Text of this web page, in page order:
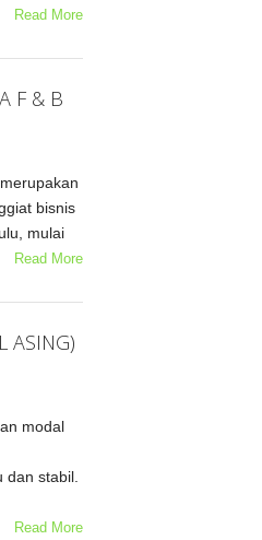
Read More
F & B
bisnis
mulai
Read More
ASING)
modal
dan stabil.
Read More